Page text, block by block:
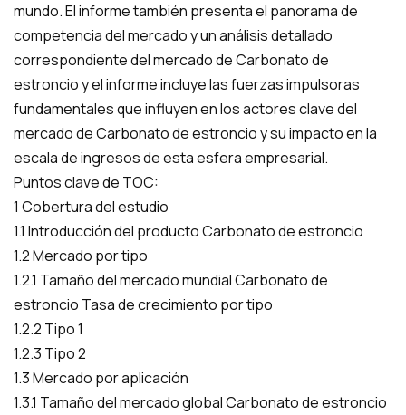
mundo. El informe también presenta el panorama de
competencia del mercado y un análisis detallado
correspondiente del mercado de Carbonato de
estroncio y el informe incluye las fuerzas impulsoras
fundamentales que influyen en los actores clave del
mercado de Carbonato de estroncio y su impacto en la
escala de ingresos de esta esfera empresarial.
Puntos clave de TOC:
1 Cobertura del estudio
1.1 Introducción del producto Carbonato de estroncio
1.2 Mercado por tipo
1.2.1 Tamaño del mercado mundial Carbonato de
estroncio Tasa de crecimiento por tipo
1.2.2 Tipo 1
1.2.3 Tipo 2
1.3 Mercado por aplicación
1.3.1 Tamaño del mercado global Carbonato de estroncio